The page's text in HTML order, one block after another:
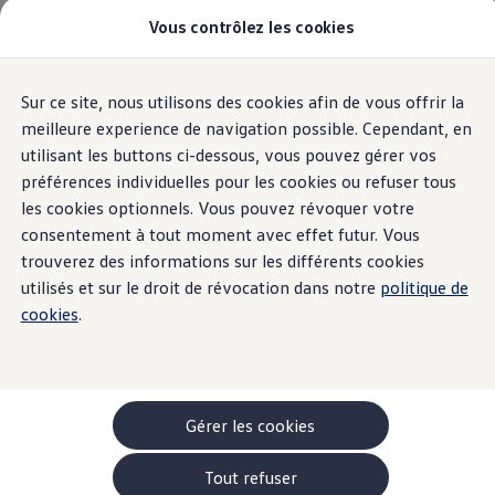
Vous contrôlez les cookies
Sur ce site, nous utilisons des cookies afin de vous offrir la
meilleure experience de navigation possible. Cependant, en
utilisant les buttons ci-dessous, vous pouvez gérer vos
préférences individuelles pour les cookies ou refuser tous
les cookies optionnels. Vous pouvez révoquer votre
consentement à tout moment avec effet futur. Vous
trouverez des informations sur les différents cookies
utilisés et sur le droit de révocation dans notre politique de
cookies.
Tout refuser
Gérer les cookies
Aller au
contenu
principal
Aller
au
pied
de
page
Modèles et configurateur
Offres pour particuliers
ID. Polo
ID.3 Neo
T-Roc
T-Cross
Taigo
Golf
Tiguan
Tayron
ID.3 GTX FIRE+ICE
Brochure promotionelle
Véhicules en stock
Véhicules d'occasions
-> Volkswagen Financial Services (Leasing)
Listes de prix
Mentions légales
Propriétaire et exploitant du site
Losch Import S.à r.l.
40, Allée Louis Ackermann
L-1897 Kockelscheuer
Contact
LU : 140 630 10